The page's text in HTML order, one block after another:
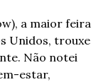
a maior feira
Unidos, trouxe
Não notei
estar,